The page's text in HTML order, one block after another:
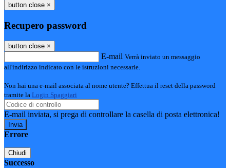
button close ×
Recupero password
button close ×
E-mail Verrà inviato un messaggio
all'indirizzo indicato con le istruzioni necessarie.
Non hai una e-mail associata al nome utente? Effettua il reset della password
tramite la Login Spaggiari
E-mail inviata, si prega di controllare la casella di posta elettronica!
Errore
Chiudi
Successo